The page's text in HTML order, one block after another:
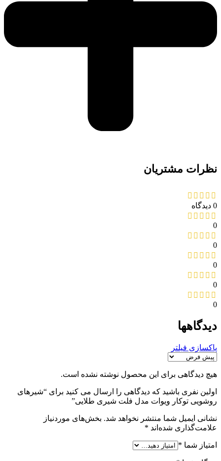
نظرات مشتریان
0 دیدگاه
0
0
0
0
0
دیدگاهها
پاکسازی فیلتر
هیچ دیدگاهی برای این محصول نوشته نشده است.
اولین نفری باشید که دیدگاهی را ارسال می کنید برای “شیرهای
روشویی توکار ویوات مدل فلت شیری طلایی”
نشانی ایمیل شما منتشر نخواهد شد. بخش‌های موردنیاز
علامت‌گذاری شده‌اند *
امتیاز شما *